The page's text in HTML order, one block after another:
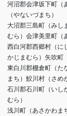
河沼郡会津坂下町（
（やないづまち）
大沼郡三島町（みし
むら）会津美里町（
西白河郡西郷村（に
かじまむら）矢吹町
東白川郡棚倉町（た
まち）鮫川村（さめ
石川郡石川町（いし
むら）
浅川町（あさかわま